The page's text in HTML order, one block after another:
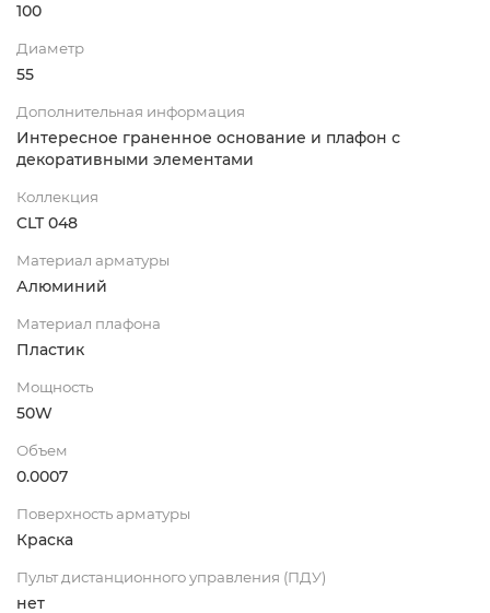
100
Диаметр
55
Дополнительная информация
Интересное граненное основание и плафон с
декоративными элементами
Коллекция
CLT 048
Материал арматуры
Алюминий
Материал плафона
Пластик
Мощность
50W
Объем
0.0007
Поверхность арматуры
Краска
Пульт дистанционного управления (ПДУ)
нет